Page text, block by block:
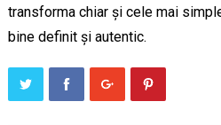
transforma chiar și cele mai
bine definit și autentic.